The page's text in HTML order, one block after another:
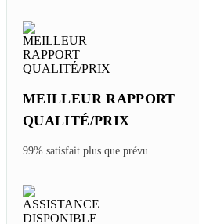
EXPERT LOCAL VOYAGE
PERSONNALISÉ
Voyage sur mesure au prix d'origine
GARANTIE DE
Nous promettons de vous rembourser au